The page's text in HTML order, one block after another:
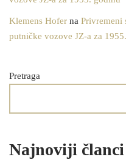
Klemens Hofer na Privremeni
putničke vozove JZ-a za
Pretraga
Najnoviji članci